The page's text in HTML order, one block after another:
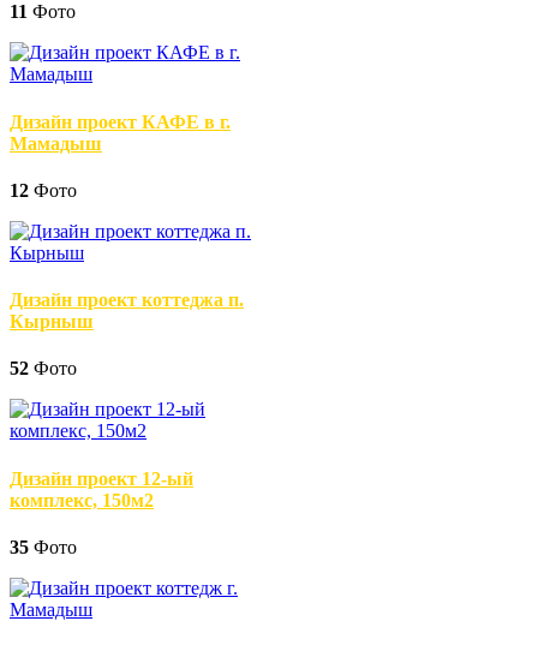
11 Фото
Дизайн проект КАФЕ в г.
Мамадыш
12 Фото
Дизайн проект коттеджа п.
Кырныш
52 Фото
Дизайн проект 12-ый
комплекс, 150м2
35 Фото